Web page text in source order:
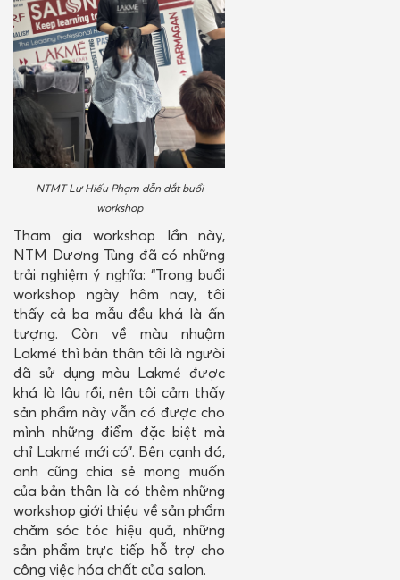
NTMT Lư Hiếu Phạm dẫn dắt buổi
workshop
Tham gia workshop lần này,
NTM Dương Tùng đã có những
trải nghiệm ý nghĩa: “Trong buổi
workshop ngày hôm nay, tôi
thấy cả ba mẫu đều khá là ấn
tượng. Còn về màu nhuộm
Lakmé thì bản thân tôi là người
đã sử dụng màu Lakmé được
khá là lâu rồi, nên tôi cảm thấy
sản phẩm này vẫn có được cho
mình những điểm đặc biệt mà
chỉ Lakmé mới có”. Bên cạnh đó,
anh cũng chia sẻ mong muốn
của bản thân là có thêm những
workshop giới thiệu về sản phẩm
chăm sóc tóc hiệu quả, những
sản phẩm trực tiếp hỗ trợ cho
công việc hóa chất của salon.